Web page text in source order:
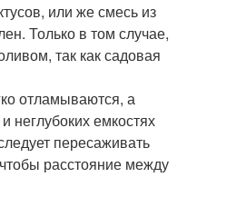
или же смесь из
Только в том случае,
так как садовая
отламываются, а
неглубоких емкостях
пересаживать
расстояние между